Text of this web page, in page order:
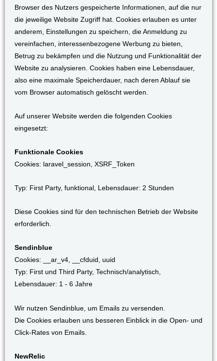
Browser des Nutzers gespeicherte Informationen, auf die nur
die jeweilige Website Zugriff hat. Cookies erlauben es unter
anderem, Einstellungen zu speichern, die Anmeldung zu
vereinfachen, interessenbezogene Werbung zu bieten,
Betrug zu bekämpfen und die Nutzung und Funktionalität der
Website zu analysieren. Cookies haben eine Lebensdauer,
also eine maximale Speicherdauer, nach deren Ablauf sie
vom Browser automatisch gelöscht werden.
Auf unserer Website werden die folgenden Cookies
eingesetzt:
Funktionale Cookies
Cookies: laravel_session, XSRF_Token
Typ: First Party, funktional, Lebensdauer: 2 Stunden
Diese Cookies sind für den technischen Betrieb der Website
erforderlich.
Sendinblue
Cookies: __ar_v4, __cfduid, uuid
Typ: First und Third Party, Technisch/analytisch,
Lebensdauer: 1 - 6 Jahre
Wir nutzen Sendinblue, um Emails zu versenden.
Die Cookies erlauben uns besseren Einblick in die Open- und
Click-Rates von Emails.
NewRelic